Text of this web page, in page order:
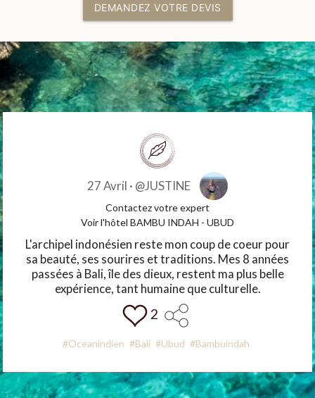
DEMANDEZ VOTRE DEVIS
27 Avril · @JUSTINE
Contactez votre expert
Voir l'hôtel BAMBU INDAH - UBUD
L'archipel indonésien reste mon coup de coeur pour
sa beauté, ses sourires et traditions. Mes 8 années
passées à Bali, île des dieux, restent ma plus belle
expérience, tant humaine que culturelle.
2
#Oceanindien #Bali #Ubud #Bambuindah